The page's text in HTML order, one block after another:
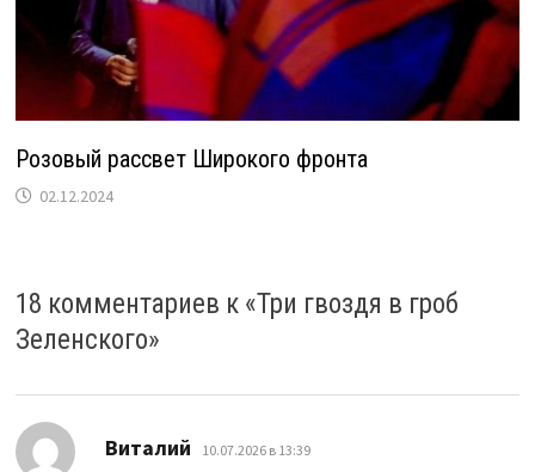
Розовый рассвет Широкого фронта
02.12.2024
18 комментариев к «Три гвоздя в гроб
Зеленского»
Виталий 10.07.2026 в 13:39